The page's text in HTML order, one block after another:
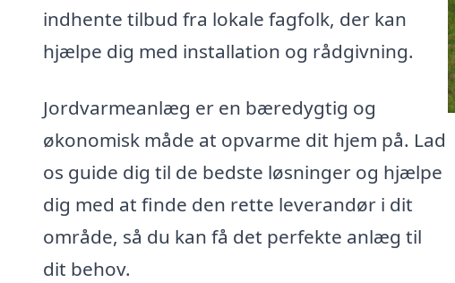
indhente tilbud fra lokale fagfolk, der kan
hjælpe dig med installation og rådgivning.
Jordvarmeanlæg er en bæredygtig og
økonomisk måde at opvarme dit hjem på. Lad
os guide dig til de bedste løsninger og hjælpe
dig med at finde den rette leverandør i dit
område, så du kan få det perfekte anlæg til
dit behov.